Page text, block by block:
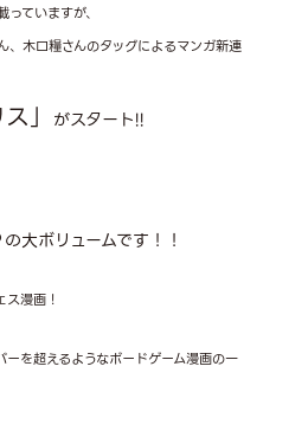
ていますが、
、木口糧さんのタッグによるマンガ新連
」 がスタート!!
大ボリュームです！！
漫画！
ーを超えるようなボードゲーム漫画の一